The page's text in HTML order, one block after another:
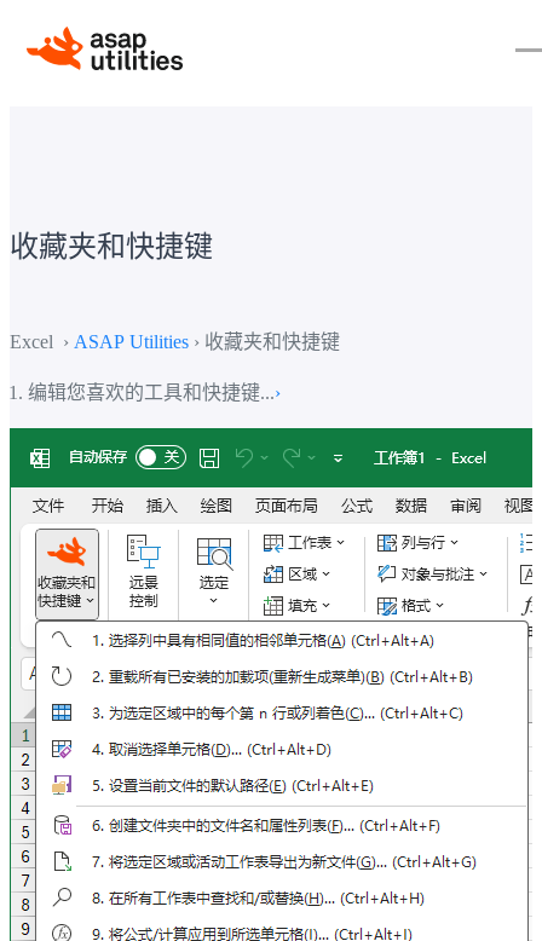
收藏夹和快捷键
Excel › ASAP Utilities › 收藏夹和快捷键
编辑您喜欢的工具和快捷键...›